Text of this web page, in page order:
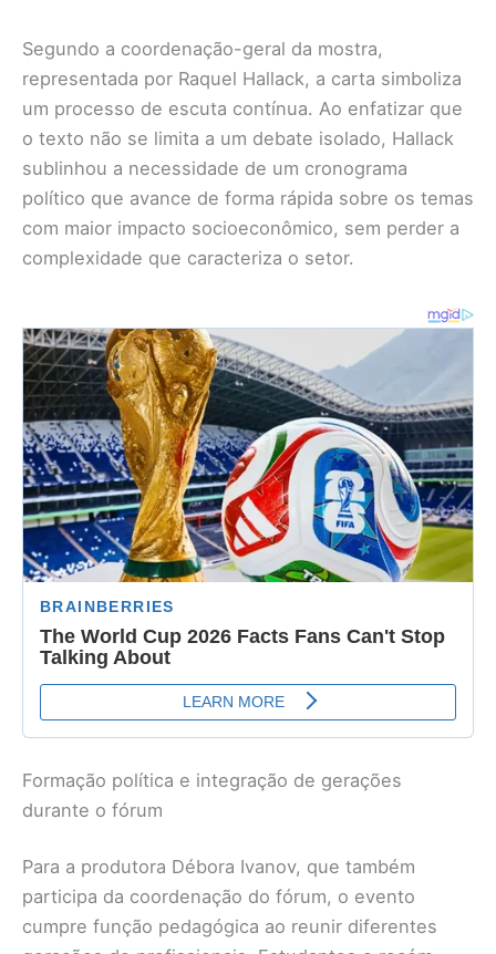
Segundo a coordenação-geral da mostra,
representada por Raquel Hallack, a carta simboliza
um processo de escuta contínua. Ao enfatizar que
o texto não se limita a um debate isolado, Hallack
sublinhou a necessidade de um cronograma
político que avance de forma rápida sobre os temas
com maior impacto socioeconômico, sem perder a
complexidade que caracteriza o setor.
Formação política e integração de gerações
durante o fórum
Para a produtora Débora Ivanov, que também
participa da coordenação do fórum, o evento
cumpre função pedagógica ao reunir diferentes